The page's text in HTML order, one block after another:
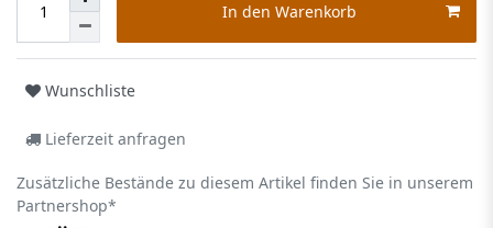
In den Warenkorb
Wunschliste
Lieferzeit anfragen
Zusätzliche Bestände zu diesem Artikel finden Sie in unserem
Partnershop*